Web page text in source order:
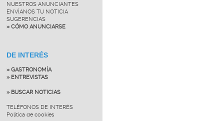
NUESTROS ANUNCIANTES
ENVÍANOS TU NOTICIA
SUGERENCIAS
» CÓMO ANUNCIARSE
DE INTERÉS
» GASTRONOMÍA
» ENTREVISTAS
» BUSCAR NOTICIAS
TELÉFONOS DE INTERÉS
Política de cookies